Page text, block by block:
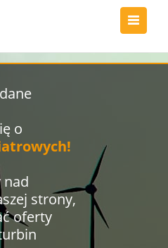
o
nad
strony,
oferty